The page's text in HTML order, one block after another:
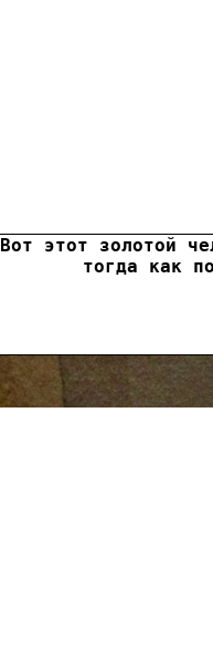
Вот этот золотой
тогда как